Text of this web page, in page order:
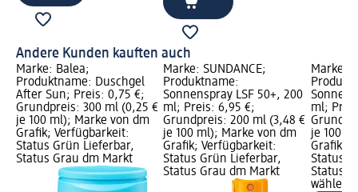
Andere Kunden kauften auch
Marke: Balea;
Produktname: Duschgel
After Sun; Preis: 0,75 €;
Grundpreis: 300 ml (0,25 €
je 100 ml); Marke von dm
Grafik; Verfügbarkeit:
Status Grün Lieferbar,
Status Grau dm Markt
Marke: SUNDANCE;
Produktname:
Sonnenspray LSF 50+, 200
ml; Preis: 6,95 €;
Grundpreis: 200 ml (3,48 €
je 100 ml); Marke von dm
Grafik; Verfügbarkeit:
Status Grün Lieferbar,
Status Grau dm Markt
Marke:
ml;
je 100
Grafik;
Status
Status
wählen